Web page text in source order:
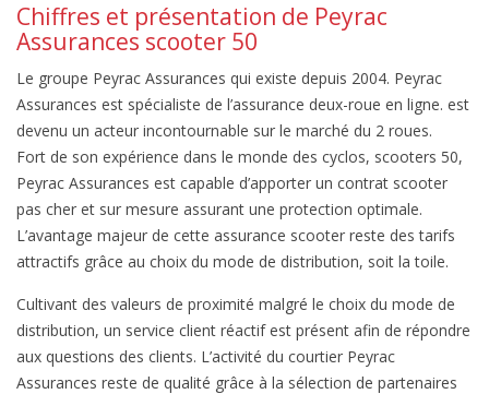
Chiffres et présentation de Peyrac
Assurances scooter 50
Le groupe Peyrac Assurances qui existe depuis 2004. Peyrac
Assurances est spécialiste de l’assurance deux-roue en ligne. est
devenu un acteur incontournable sur le marché du 2 roues.
Fort de son expérience dans le monde des cyclos, scooters 50,
Peyrac Assurances est capable d’apporter un contrat scooter
pas cher et sur mesure assurant une protection optimale.
L’avantage majeur de cette assurance scooter reste des tarifs
attractifs grâce au choix du mode de distribution, soit la toile.
Cultivant des valeurs de proximité malgré le choix du mode de
distribution, un service client réactif est présent afin de répondre
aux questions des clients. L’activité du courtier Peyrac
Assurances reste de qualité grâce à la sélection de partenaires